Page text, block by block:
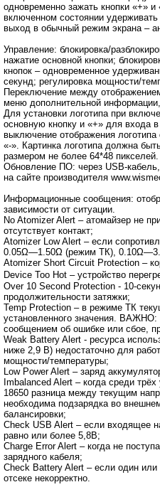
одновременно зажать кнопки «+»
включенном состоянии
выход в обычный режим экрана –
Управление: блокировка/
нажатие основной кнопки;
кнопок – одновременное
секунд; регулировка мощности/
Переключение между
меню дополнительной
Для установки логотипа при
основную кнопку и «+» для входа
выключение отображения
«-». Картинка логотипа должна
размером не более 64*48 пикселей.
Обновление ПО: через USB-
на сайте производителя
Информационные сообщения:
зависимости от ситуации.
No Atomizer Alert – атомайзер не
отсутствует контакт;
Atomizer Low Alert – если
0.05Ω—1.50Ω (режим ТК),
Atomizer Short Circuit Protection –
Device Too Hot – устройство
Over 10 Second Protection - 10-
продолжительности затяжки;
Temp Protection – в режиме ТК
установленного значения. ВАЖНО:
сообщением об ошибке или сбое,
Weak Battery Alert - ресурса
ниже 2,9 В) недостаточно для
мощности/температуры;
Low Power Alert – заряд
Imbalanсed Alert – когда среди
18650 разница между текущим
необходима подзарядка во
балансировки;
Check USB Alert – если входящее
равно или более 5,8В;
Charge Error Alert – когда не
зарядного кабеля;
Check Battery Alert – если один
отсеке некорректно.